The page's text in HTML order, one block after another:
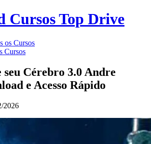
Cursos Top Drive
os Cursos
Cursos
Cérebro 3.0 Andre
e Acesso Rápido
2026